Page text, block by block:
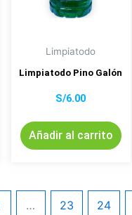
Limpiatodo
Limpiatodo Pino Galón
S/6.00
Añadir al carrito
… 23 24